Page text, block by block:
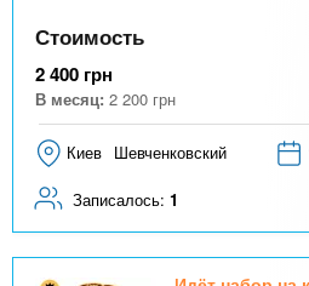
Стоимость
2 400 грн
В месяц: 2 200 грн
Киев Шевченковский
Записалось: 1